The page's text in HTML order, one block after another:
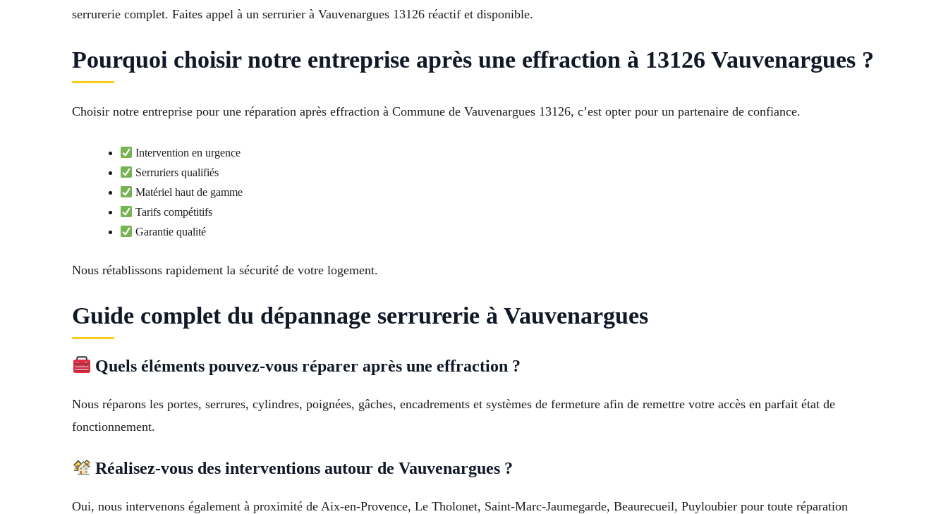
serrurerie complet. Faites appel à un serrurier à Vauvenargues 13126 réactif et disponible.
Pourquoi choisir notre entreprise après une effraction à 13126 Vauvenargues ?
Choisir notre entreprise pour une réparation après effraction à Commune de Vauvenargues 13126, c’est opter pour un partenaire de confiance.
Intervention en urgence
Serruriers qualifiés
Matériel haut de gamme
Tarifs compétitifs
Garantie qualité
Nous rétablissons rapidement la sécurité de votre logement.
Guide complet du dépannage serrurerie à Vauvenargues
Quels éléments pouvez-vous réparer après une effraction ?
Nous réparons les portes, serrures, cylindres, poignées, gâches, encadrements et systèmes de fermeture afin de remettre votre accès en parfait état de
fonctionnement.
Réalisez-vous des interventions autour de Vauvenargues ?
Oui, nous intervenons également à proximité de Aix-en-Provence, Le Tholonet, Saint-Marc-Jaumegarde, Beaurecueil, Puyloubier pour toute réparation